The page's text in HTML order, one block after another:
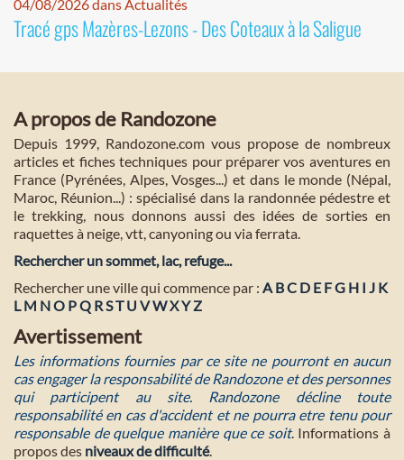
04/08/2026 dans Actualités
Tracé gps Mazères-Lezons - Des Coteaux à la Saligue
A propos de Randozone
Depuis 1999, Randozone.com vous propose de nombreux
articles et fiches techniques pour préparer vos aventures en
France (Pyrénées, Alpes, Vosges...) et dans le monde (Népal,
Maroc, Réunion...) : spécialisé dans la randonnée pédestre et
le trekking, nous donnons aussi des idées de sorties en
raquettes à neige, vtt, canyoning ou via ferrata.
Rechercher un sommet, lac, refuge...
Rechercher une ville qui commence par : A BC D E FG H I J K
L M NO PQ RST U VWXYZ
Avertissement
Les informations fournies par ce site ne pourront en aucun
cas engager la responsabilité de Randozone et des personnes
qui participent au site. Randozone décline toute
responsabilité en cas d'accident et ne pourra etre tenu pour
responsable de quelque manière que ce soit. Informations à
propos des niveaux de difficulté.